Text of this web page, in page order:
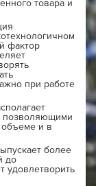
товара и
фактор
при работе
позволяющими
объеме и в
более
до
удовлетворить